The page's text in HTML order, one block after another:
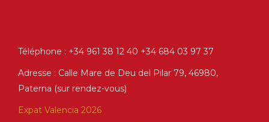
Téléphone : +34 961 38 12 40 +34 684 03 97 37
Adresse : Calle Mare de Deu del Pilar 79, 46980,
Paterna (sur rendez-vous)
Expat Valencia 2026